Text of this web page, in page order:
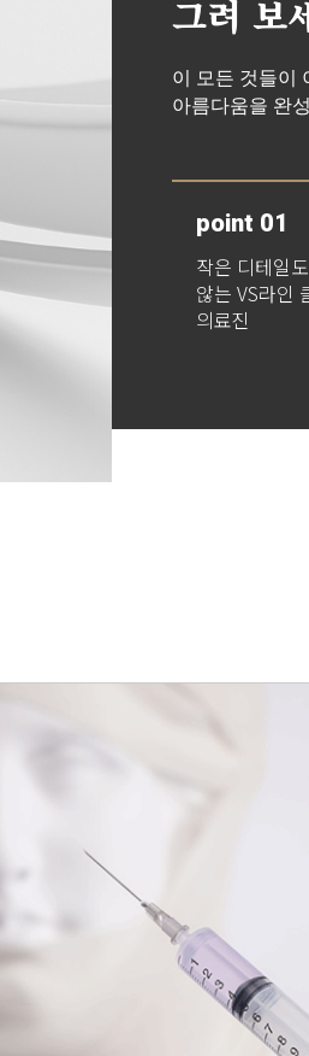
그려 보
이 모든 것들이
아름다움을 완
point 01
작은 디테일
않는 VS라인
의료진